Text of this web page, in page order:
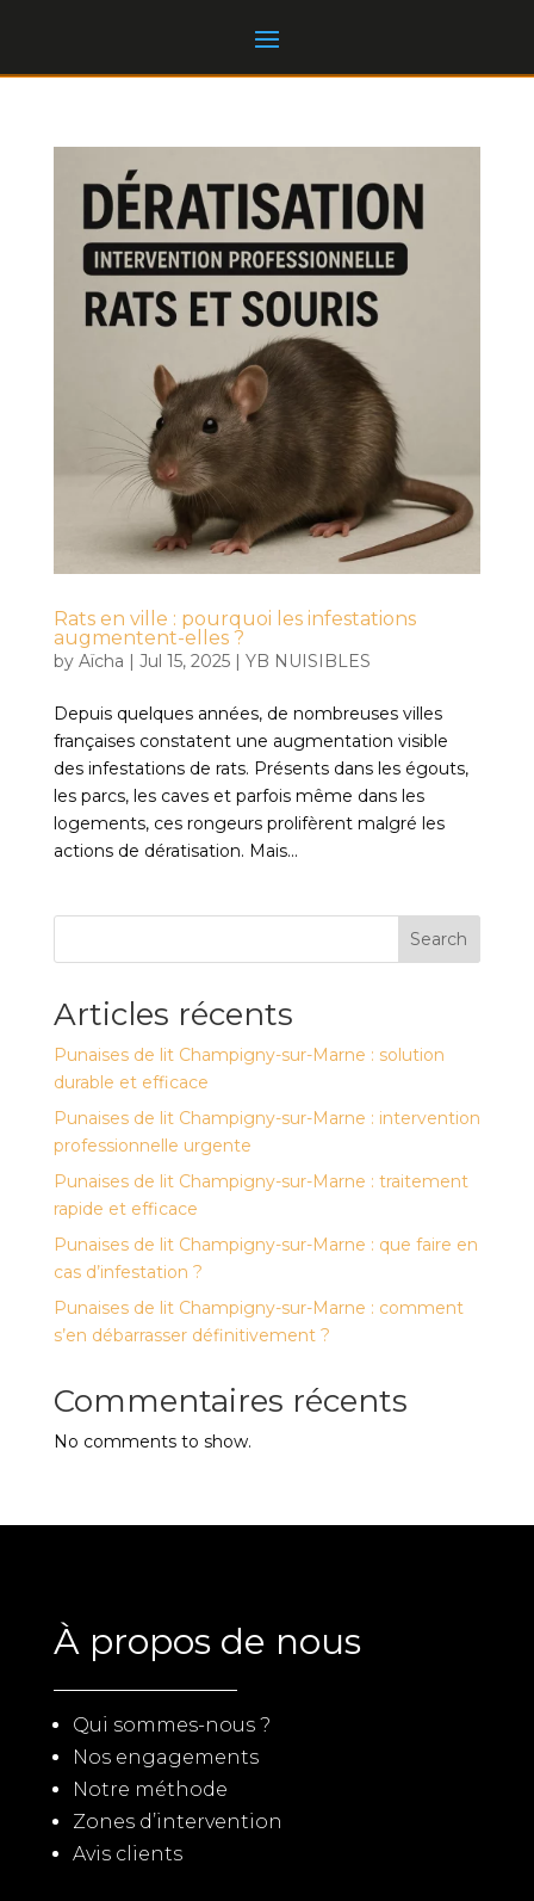
Rats en ville : pourquoi les infestations
augmentent-elles ?
by Aïcha Jul 15, 2025| YB NUISIBLES
Depuis quelques années, de nombreuses villes
françaises constatent une augmentation visible
des infestations de rats. Présents dans les égouts,
les parcs, les caves et parfois même dans les
logements, ces rongeurs prolifèrent malgré les
actions de dératisation. Mais...
Search
Articles récents
Punaises de lit Champigny-sur-Marne : solution
durable et efficace
Punaises de lit Champigny-sur-Marne : intervention
professionnelle urgente
Punaises de lit Champigny-sur-Marne : traitement
rapide et efficace
Punaises de lit Champigny-sur-Marne : que faire en
cas d’infestation ?
Punaises de lit Champigny-sur-Marne : comment
s’en débarrasser définitivement ?
Commentaires récents
No comments to show.
À propos de nous
Qui sommes-nous ?
Nos engagements
Notre méthode
Zones d’intervention
Avis clients